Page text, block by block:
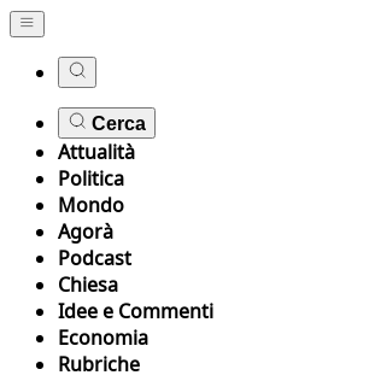
Cerca
Attualità
Politica
Mondo
Agorà
Podcast
Chiesa
Idee e Commenti
Economia
Rubriche